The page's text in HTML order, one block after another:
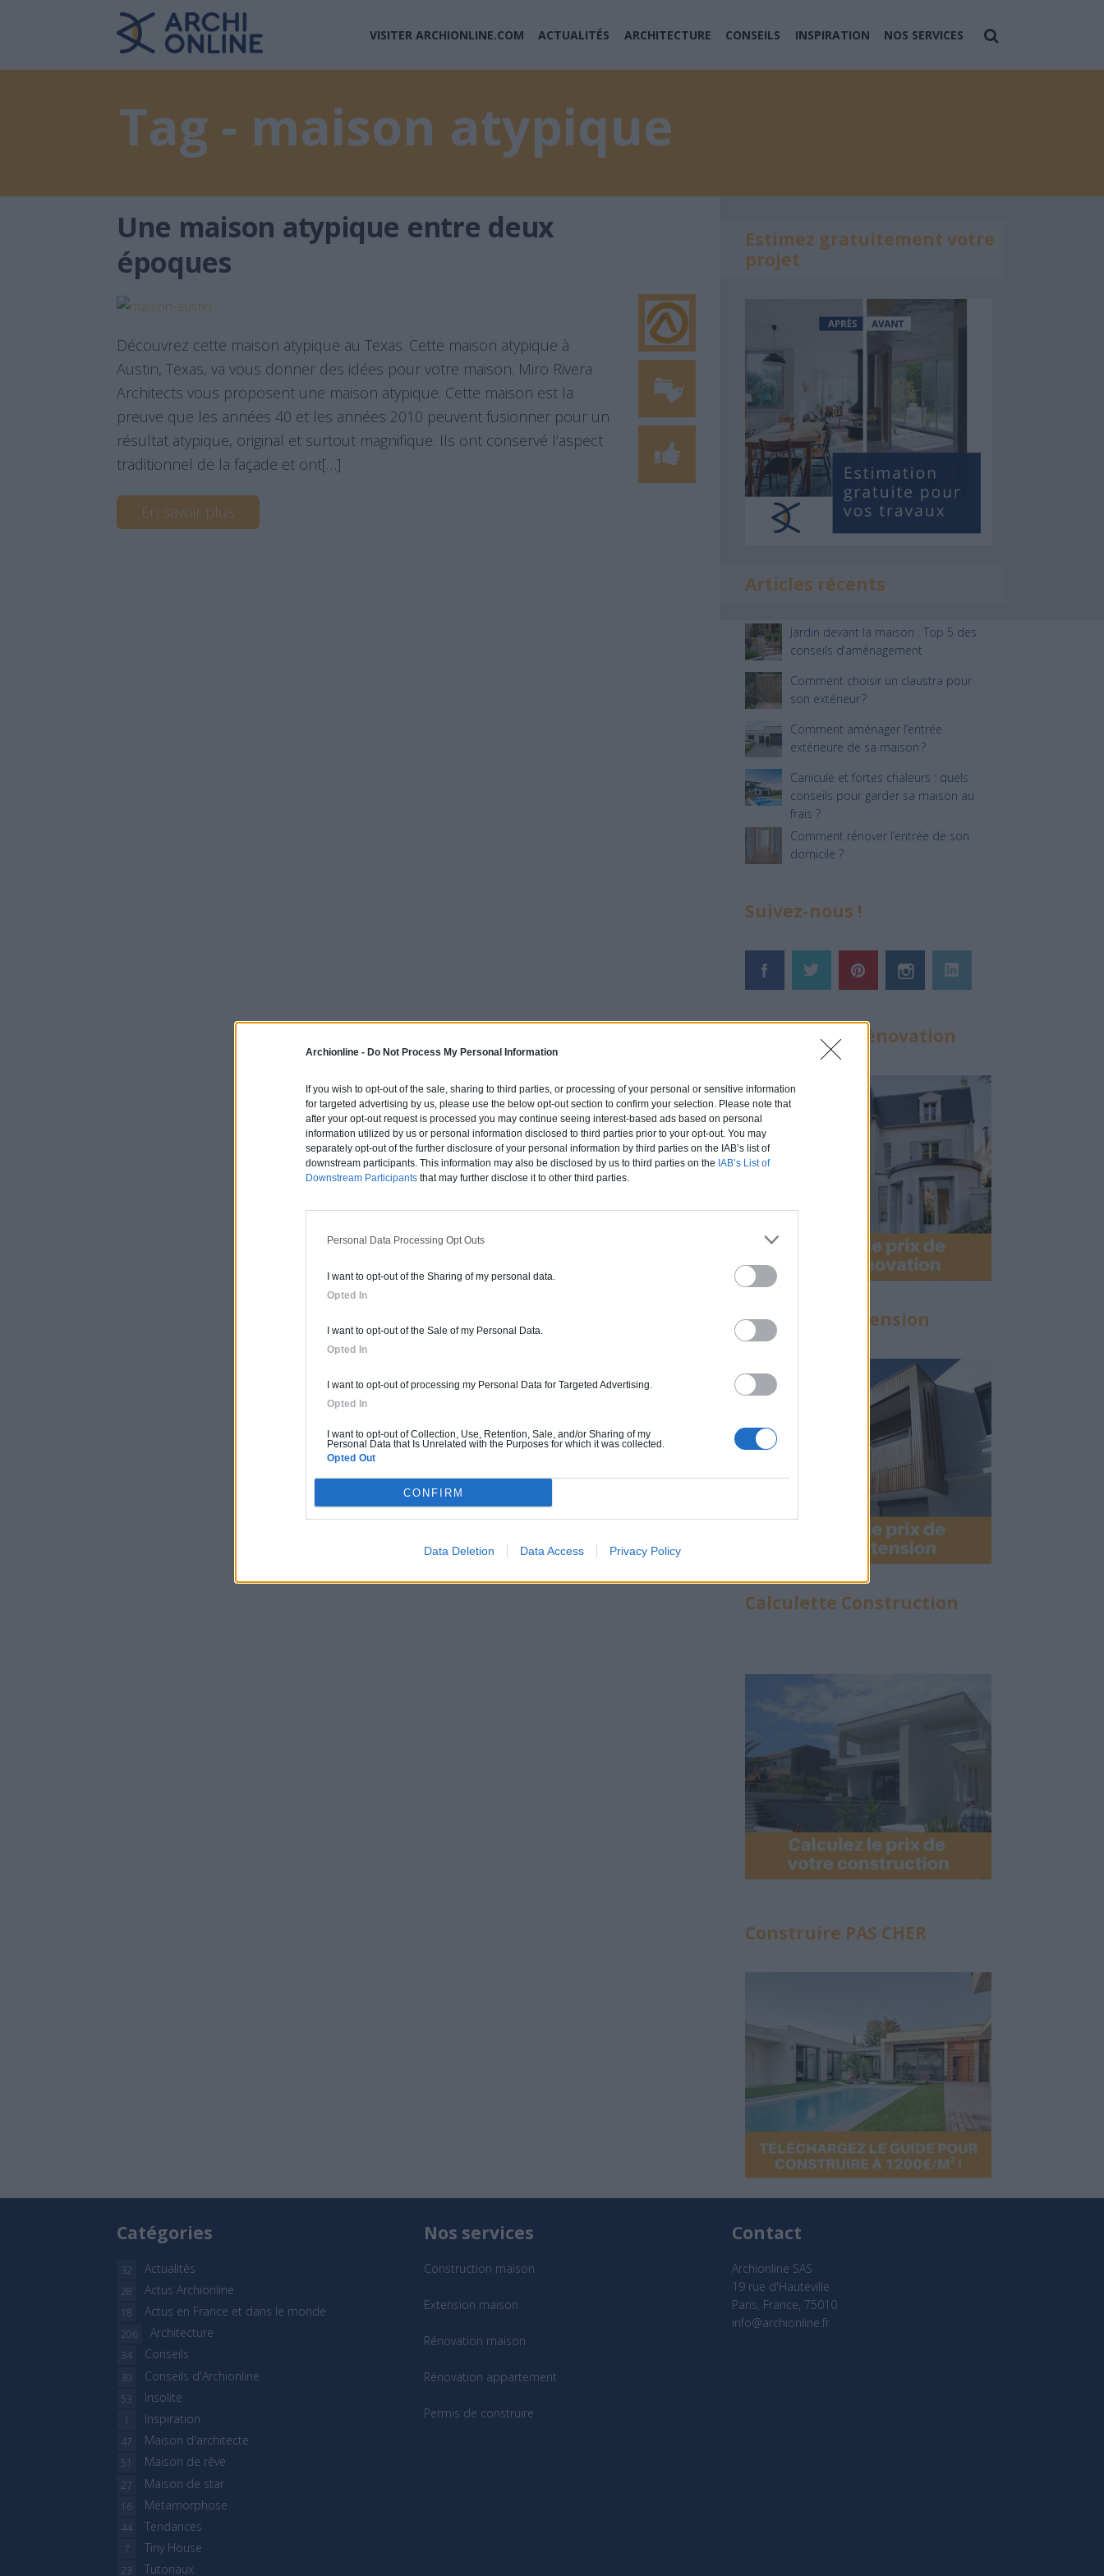
Archionline - Do Not Process My Personal Information
If you wish to opt-out of the sale, sharing to third parties, or processing of your personal or sensitive information
for targeted advertising by us, please use the below opt-out section to confirm your selection. Please note that
after your opt-out request is processed you may continue seeing interest-based ads based on personal
information utilized by us or personal information disclosed to third parties prior to your opt-out. You may
separately opt-out of the further disclosure of your personal information by third parties on the IAB’s list of
downstream participants. This information may also be disclosed by us to third parties on the IAB’s List of
Downstream Participants that may further disclose it to other third parties.
Personal Data Processing Opt Outs
I want to opt-out of the Sharing of my personal data.
Opted In
I want to opt-out of the Sale of my Personal Data.
Opted In
I want to opt-out of processing my Personal Data for Targeted Advertising.
Opted In
I want to opt-out of Collection, Use, Retention, Sale, and/or Sharing of my
Personal Data that Is Unrelated with the Purposes for which it was collected.
Opted Out
CONFIRM
Data Deletion Data Access Privacy Policy
VISITER ARCHIONLINE.COM ACTUALITÉS ARCHITECTURE CONSEILS INSPIRATION NOS SERVICES
Tag - maison atypique
Une maison atypique entre deux
époques
Découvrez cette maison atypique au Texas. Cette maison atypique à
Austin, Texas, va vous donner des idées pour votre maison. Miro Rivera
Architects vous proposent une maison atypique. Cette maison est la
preuve que les années 40 et les années 2010 peuvent fusionner pour un
résultat atypique, original et surtout magnifique. Ils ont conservé l’aspect
traditionnel de la façade et ont[…]
En savoir plus
Estimez gratuitement votre
projet
Articles récents
Jardin devant la maison : Top 5 des
conseils d’aménagement
Comment choisir un claustra pour
son extérieur ?
Comment aménager l’entrée
extérieure de sa maison ?
Canicule et fortes chaleurs : quels
conseils pour garder sa maison au
frais ?
Comment rénover l’entrée de son
domicile ?
Suivez-nous !
Calculateur Rénovation
Calculette Extension
Calculette Construction
Construire PAS CHER
Catégories
Actualités
32
Actus Archionline
28
Actus en France et dans le monde
18
Architecture
206
Conseils
34
Conseils d'Archionline
30
Insolite
53
Inspiration
1
Maison d'architecte
47
Maison de rêve
51
Maison de star
27
Métamorphose
16
Tendances
44
Tiny House
7
Tutoriaux
23
Nos services
Construction maison
Extension maison
Rénovation maison
Rénovation appartement
Permis de construire
Contact
Archionline SAS
19 rue d'Hauteville
Paris, France, 75010
info@archionline.fr